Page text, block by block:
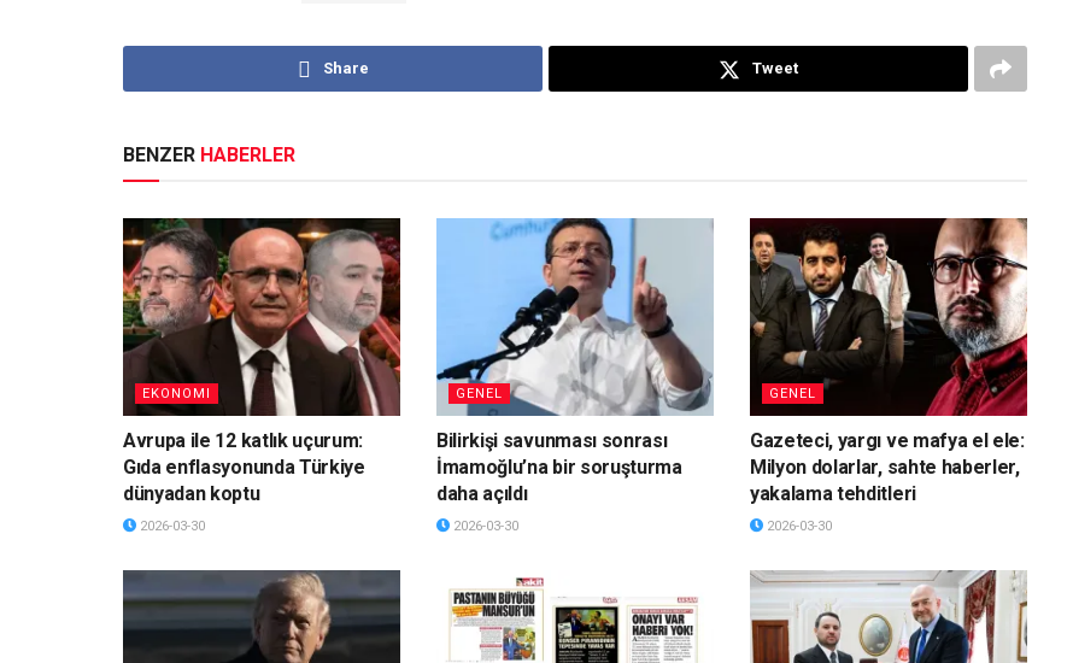
Share Tweet
BENZER HABERLER
EKONOMI
Avrupa ile 12 katlık uçurum:
Gıda enflasyonunda Türkiye
dünyadan koptu
2026-03-30
GENEL
Bilirkişi savunması sonrası
İmamoğlu’na bir soruşturma
daha açıldı
2026-03-30
GENEL
Gazeteci, yargı ve mafya el ele:
Milyon dolarlar, sahte haberler,
yakalama tehditleri
2026-03-30